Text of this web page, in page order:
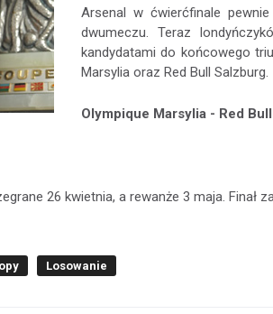
Arsenal w ćwierćfinale
dwumeczu. Teraz
kandydatami do końcowego
Marsylia oraz Red Bull Salzburg.
Olympique Marsylia - Red
26 kwietnia, a rewanże 3 maja. Finał
Losowanie